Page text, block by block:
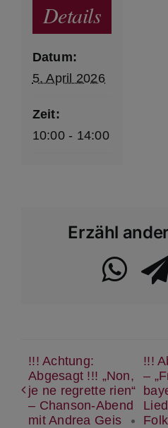
Details
Datum:
5. April 2026
Zeit:
10:00 - 14:00
Erzähl
!!! Achtung:
Abgesagt !!! „Non,
je ne regrette rien“
– Chanson-Abend
mit Andrea Geis
!!!
–